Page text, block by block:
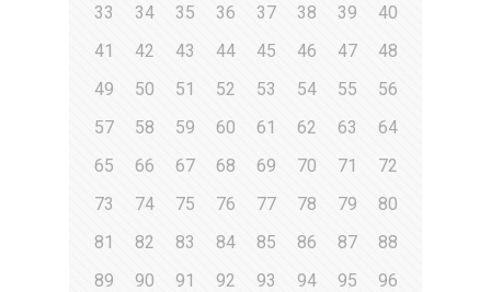
33
34 35 36 37 38 39
40
41
42 43 44 45 46 47
48
49
50 51 52 53 54 55
56
57
58 59 60 61 62 63
64
65
66 67 68 69 70 71
72
73
74 75 76 77 78 79
80
81
82 83 84 85 86 87
88
89
90 91 92 93 94 95
96